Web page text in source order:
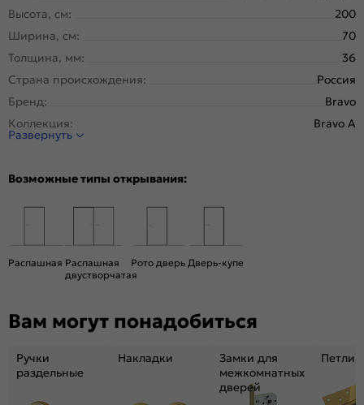
Высота, см:
200
Ширина, см:
70
Толщина, мм:
36
Страна происхождения:
Россия
Бренд:
Bravo
Коллекция:
Bravo A
Стиль:
Конструкция двери:
Вес, кг:
Кромка:
Обычная
Структурный материал с защитным лаком.
Развернуть
Возможные типы открывания:
Распашная Распашная
двустворчатая
Рото дверь Дверь-купе
Вам могут понадобиться
Ручки
раздельные
Накладки
Замки для
межкомнатных
дверей
Петли